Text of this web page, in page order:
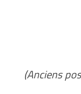
(Anciens